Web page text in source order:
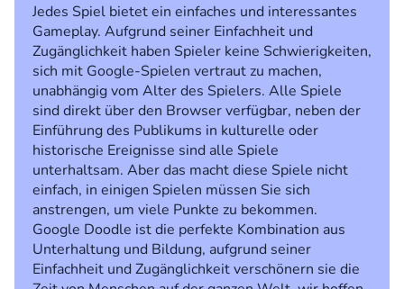
Jedes Spiel bietet ein einfaches und interessantes
Gameplay. Aufgrund seiner Einfachheit und
Zugänglichkeit haben Spieler keine Schwierigkeiten,
sich mit Google-Spielen vertraut zu machen,
unabhängig vom Alter des Spielers. Alle Spiele
sind direkt über den Browser verfügbar, neben der
Einführung des Publikums in kulturelle oder
historische Ereignisse sind alle Spiele
unterhaltsam. Aber das macht diese Spiele nicht
einfach, in einigen Spielen müssen Sie sich
anstrengen, um viele Punkte zu bekommen.
Google Doodle ist die perfekte Kombination aus
Unterhaltung und Bildung, aufgrund seiner
Einfachheit und Zugänglichkeit verschönern sie die